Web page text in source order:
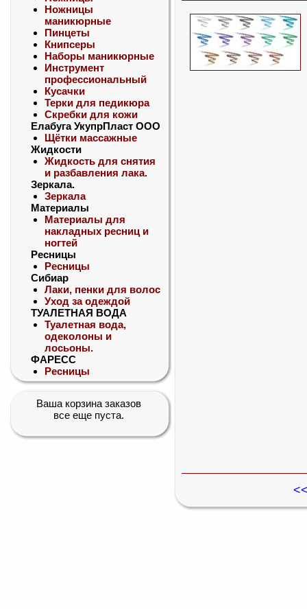
Ножницы
маникюрные
Пинцеты
Книпсеры
Наборы маникюрные
Инструмент
профессиональный
Кусачки
Терки для педикюра
Скребки для кожи
Елабуга УкупрПласт ООО
Щётки массажные
Жидкости
Жидкость для снятия
и разбавления лака.
Зеркала.
Зеркала
Материалы
Материалы для
накладных ресниц и
ногтей
Ресницы
Ресницы
Сибиар
Лаки, пенки для волос
Уход за одеждой
ТУАЛЕТНАЯ ВОДА
Туалетная вода,
одеколоны и
лосьоны.
ФАРЕСС
Ресницы
Ваша корзина заказов
все еще пуста.